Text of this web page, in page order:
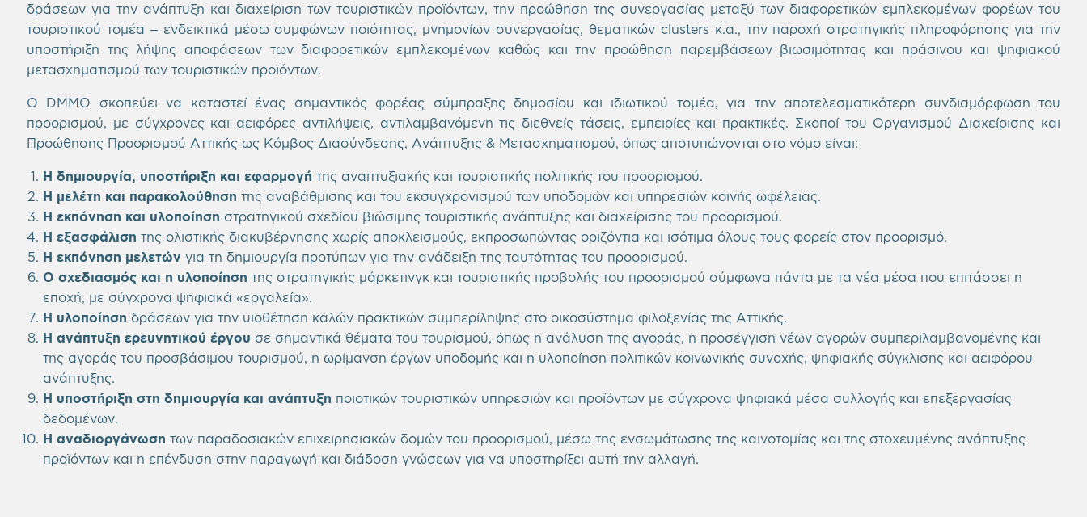
δράσεων για την ανάπτυξη και διαχείριση των τουριστικών προϊόντων, την προώθηση της συνεργασίας μεταξύ των διαφορετικών εμπλεκομένων φορέων του
τουριστικού τομέα – ενδεικτικά μέσω συμφώνων ποιότητας, μνημονίων συνεργασίας, θεματικών clusters κ.α., την παροχή στρατηγικής πληροφόρησης για την
υποστήριξη της λήψης αποφάσεων των διαφορετικών εμπλεκομένων καθώς και την προώθηση παρεμβάσεων βιωσιμότητας και πράσινου και ψηφιακού
μετασχηματισμού των τουριστικών προϊόντων.
Ο DMMO σκοπεύει να καταστεί ένας σημαντικός φορέας σύμπραξης δημοσίου και ιδιωτικού τομέα, για την αποτελεσματικότερη συνδιαμόρφωση του
προορισμού, με σύγχρονες και αειφόρες αντιλήψεις, αντιλαμβανόμενη τις διεθνείς τάσεις, εμπειρίες και πρακτικές. Σκοποί του Οργανισμού Διαχείρισης και
Προώθησης Προορισμού Αττικής ως Κόμβος Διασύνδεσης, Ανάπτυξης & Μετασχηματισμού, όπως αποτυπώνονται στο νόμο είναι:
Η δημιουργία, υποστήριξη και εφαρμογή της αναπτυξιακής και τουριστικής πολιτικής του προορισμού.
Η μελέτη και παρακολούθηση της αναβάθμισης και του εκσυγχρονισμού των υποδομών και υπηρεσιών κοινής ωφέλειας.
Η εκπόνηση και υλοποίηση στρατηγικού σχεδίου βιώσιμης τουριστικής ανάπτυξης και διαχείρισης του προορισμού.
Η εξασφάλιση της ολιστικής διακυβέρνησης χωρίς αποκλεισμούς, εκπροσωπώντας οριζόντια και ισότιμα όλους τους φορείς στον προορισμό.
Η εκπόνηση μελετών για τη δημιουργία προτύπων για την ανάδειξη της ταυτότητας του προορισμού.
Ο σχεδιασμός και η υλοποίηση της στρατηγικής μάρκετινγκ και τουριστικής προβολής του προορισμού σύμφωνα πάντα με τα νέα μέσα που επιτάσσει η
εποχή, με σύγχρονα ψηφιακά «εργαλεία».
Η υλοποίηση δράσεων για την υιοθέτηση καλών πρακτικών συμπερίληψης στο οικοσύστημα φιλοξενίας της Αττικής.
Η ανάπτυξη ερευνητικού έργου σε σημαντικά θέματα του τουρισμού, όπως η ανάλυση της αγοράς, η προσέγγιση νέων αγορών συμπεριλαμβανομένης και
της αγοράς του προσβάσιμου τουρισμού, η ωρίμανση έργων υποδομής και η υλοποίηση πολιτικών κοινωνικής συνοχής, ψηφιακής σύγκλισης και αειφόρου
ανάπτυξης.
Η υποστήριξη στη δημιουργία και ανάπτυξη ποιοτικών τουριστικών υπηρεσιών και προϊόντων με σύγχρονα ψηφιακά μέσα συλλογής και επεξεργασίας
δεδομένων.
Η αναδιοργάνωση των παραδοσιακών επιχειρησιακών δομών του προορισμού, μέσω της ενσωμάτωσης της καινοτομίας και της στοχευμένης ανάπτυξης
προϊόντων και η επένδυση στην παραγωγή και διάδοση γνώσεων για να υποστηρίξει αυτή την αλλαγή.